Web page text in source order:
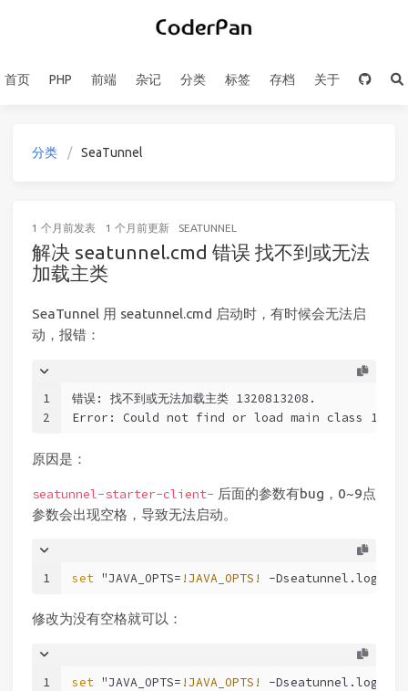
首页 PHP 前端 杂记 分类 标签 存档 关于
分类 SeaTunnel
1 个月前发表 1 个月前更新 SEATUNNEL
解决 seatunnel.cmd 错误 找不到或无法
加载主类
SeaTunnel 用 seatunnel.cmd 启动时，有时候会无法启
动，报错：
1
2
错误: 找不到或无法加载主类 1320813208.
Error: Could not find or load main class
原因是：
seatunnel-starter-client- 后面的参数有bug，0~9点
参数会出现空格，导致无法启动。
1 set "JAVA_OPTS= !JAVA_OPTS! -
修改为没有空格就可以：
1 set "JAVA_OPTS= !JAVA_OPTS! -